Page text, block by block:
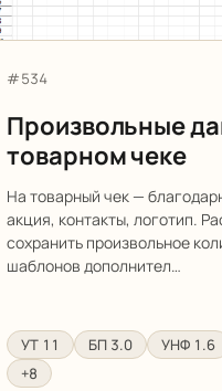
Артикул:
#534
Произвольные
товарном чеке
На товарный чек —
акция, контакты, логотип.
сохранить произвольное
шаблонов дополнител…
УТ 11 БП 3.0 УНФ 1.6
+8